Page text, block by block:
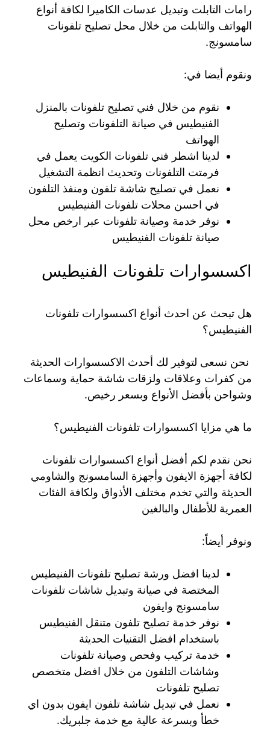
رامات التابلت وتبديل عدسات الكاميرا لكافة أنواع
الهواتف والتابلت من خلال محل تصليح تلفونات
سامسونج.
ونقوم أيضا في:
نقوم من خلال فني تصليح تلفونات بالمنزل
الفنيطيس في صيانة التلفونات وتصليح
الهواتف
لدينا اشطر فني تلفونات الكويت يعمل في
فرمتت التلفونات وتحديث انظمة التشغيل
نعمل في تصليح شاشة تلفون ومنفذ التلفون
في احسن محلات تلفونات الفنيطيس
نوفر خدمة وصيانة تلفونات عبر ارخص محل
صيانة تلفونات الفنيطيس
اكسسوارات تلفونات الفنيطيس
هل تبحث عن احدث أنواع اكسسوارات تلفونات
الفنيطيس؟
نحن نسعى لتوفير لك أحدث الاكسسوارات الحديثة
من كفرات وعلاقات ولزقات شاشة حماية وسماعات
وشواحن بأفضل الأنواع وبسعر رخيص.
ما هي مزايا اكسسوارات تلفونات الفنيطيس؟
نحن نقدم لكم أفضل أنواع اكسسوارات تلفونات
لكافة أجهزة الايفون وأجهزة السامسونج والشاومي
الحديثة والتي تخدم مختلف الأذواق ولكافة الفئات
العمرية للأطفال والبالغين
ونوفر أيضاً:
لدينا افضل ورشة تصليح تلفونات الفنيطيس
المختصة في صيانة وتبديل شاشات تلفونات
سامسونج وايفون
نوفر خدمة تصليح تلفون متنقل الفنيطيس
باستخدام افضل التقنيات الحديثة
خدمة تركيب وفحص وصيانة تلفونات
وشاشات التلفون من خلال افضل متخصص
تصليح تلفونات
نعمل في تبديل شاشة تلفون ايفون بدون اي
خطأ وبسرعة عالية مع خدمة جلبريك.